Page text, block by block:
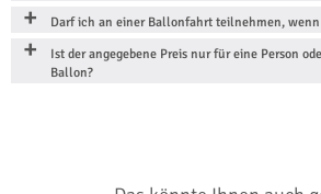
Darf ich an einer Ballonfahrt teilnehmen,
Ist der angegebene Preis nur für eine Person
Ballon?